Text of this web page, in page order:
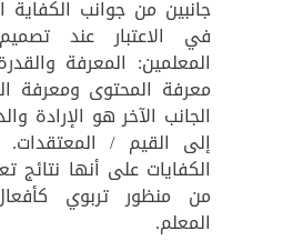
جانبين من جوانب
في الاعتبار عند
المعلمين: المعرفة
معرفة المحتوى ومعرفة
الجانب الآخر هو الإرادة
إلى القيم /
الكفايات على أنها نتائج
من منظور تربوي
المعلم.